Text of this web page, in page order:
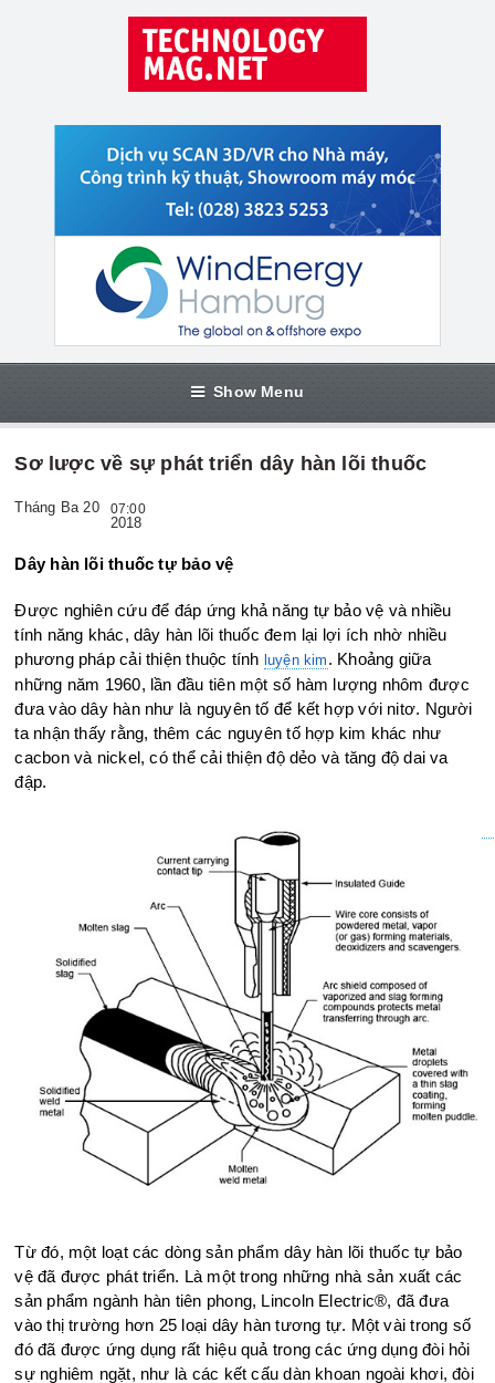
Show Menu
Sơ lược về sự phát triển dây hàn lõi thuốc
Tháng Ba 20 07:00
2018
Dây hàn lõi thuốc tự bảo vệ
Được nghiên cứu để đáp ứng khả năng tự bảo vệ và nhiều
tính năng khác, dây hàn lõi thuốc đem lại lợi ích nhờ nhiều
phương phápcải thiện thuộc tính luyện kim . Khoảng giữa
những năm 1960, lần đầu tiên một số hàm lượng nhôm được
đưa vào dây hàn như là nguyên tố để kết hợp với nitơ. Người
ta nhận thấy rằng, thêm các nguyên tố hợp kim khác như
cacbon và nickel, có thể cải thiện độ dẻo và tăng độ dai va
đập.
Từ đó, một loạt các dòng sản phẩm dây hàn lõi thuốc tự bảo
vệ đã được phát triển. Là một trong những nhà sản xuất các
sản phẩm ngành hàn tiên phong, Lincoln Electric®, đã đưa
vào thị trường hơn 25 loại dây hàn tương tự. Một vài trong số
đó đã được ứng dụng rất hiệu quả trong các ứng dụng đòi hỏi
sự nghiêm ngặt, như là các kết cấu dàn khoan ngoài khơi, đòi